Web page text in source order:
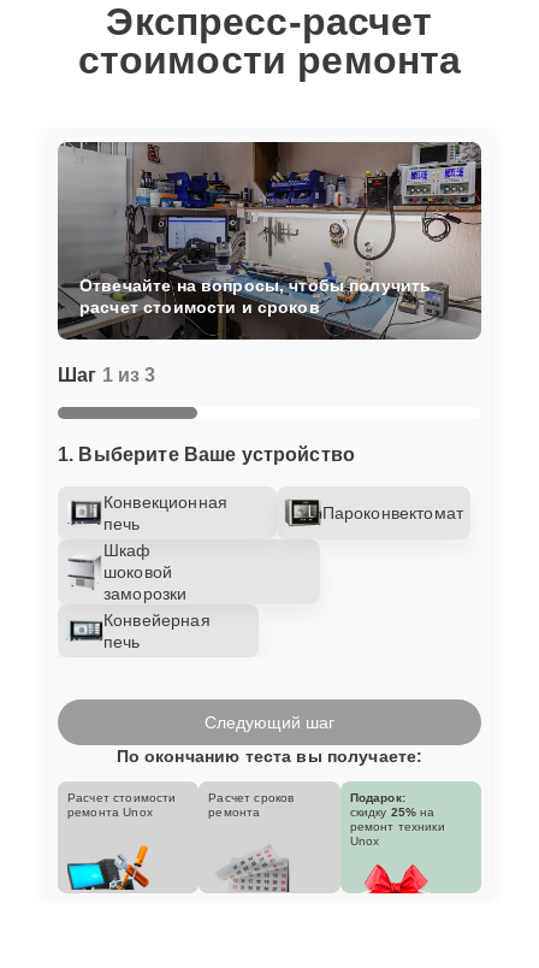
Экспресс-расчет
стоимости ремонта
Шаг 1 из 3
1. Выберите Ваше устройство
Конвекционная
печь
Пароконвектомат
Шкаф
шоковой
заморозки
Конвейерная
печь
Отвечайте на вопросы, чтобы получить
расчет стоимости и сроков
Следующий шаг
По окончанию теста вы получаете:
Расчет стоимости
ремонта Unox
Расчет сроков
ремонта
Подарок:
скидку 25% на
ремонт техники
Unox